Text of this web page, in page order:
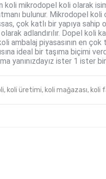
koli mikrodopel koli olarak
bulunur. Mikrodopel koli
çok katlı bir yapıya
olarak adlandırılır. Dopel koli
ambalaj piyasasının en
ideal bir taşıma biçimi
yanınızdayız ister 1 ister
koli üretimi, koli mağazası, koli